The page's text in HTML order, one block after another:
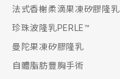
法式香榭柔滴果凍矽膠隆乳
珍珠波隆乳PERLE™
曼陀果凍矽膠隆乳
自體脂肪豐胸手術